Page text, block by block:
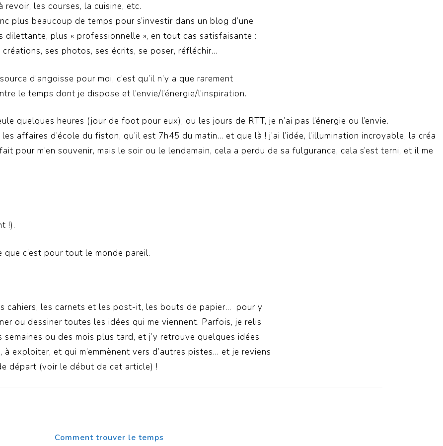
revoir, les courses, la cuisine, etc.
plus beaucoup de temps pour s’investir dans un blog d’une
dilettante, plus « professionnelle », en tout cas satisfaisante :
ses photos, ses écrits, se poser, réfléchir…
d’angoisse pour moi, c’est qu’il n’y a que rarement
le temps dont je dispose et l’envie/l’énergie/l’inspiration.
quelques heures (jour de foot pour eux), ou les jours de RTT, je n’ai pas l’énergie ou l’envie.
affaires d’école du fiston, qu’il est 7h45 du matin… et que là ! j’ai l’idée, l’illumination incroyable, la créa
pour m’en souvenir, mais le soir ou le lendemain, cela a perdu de sa fulgurance, cela s’est terni, et il me
!).
que c’est pour tout le monde pareil.
cahiers, les carnets et les post-it, les bouts de papier… pour y
ou dessiner toutes les idées qui me viennent. Parfois, je relis
semaines ou des mois plus tard, et j’y retrouve quelques idées
à exploiter, et qui m’emmènent vers d’autres pistes… et je reviens
départ (voir le début de cet article) !
Comment trouver le temps